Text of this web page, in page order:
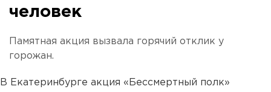
человек
Памятная акция вызвала горячий отклик у
горожан.
В Екатеринбурге акция «Бессмертный полк»